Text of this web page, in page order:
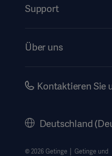
Services
Support
Über uns
Investors
Rechtlicher Hinweis
Kontaktieren Sie
Deutschland
© 2026 Getinge │ Getinge und